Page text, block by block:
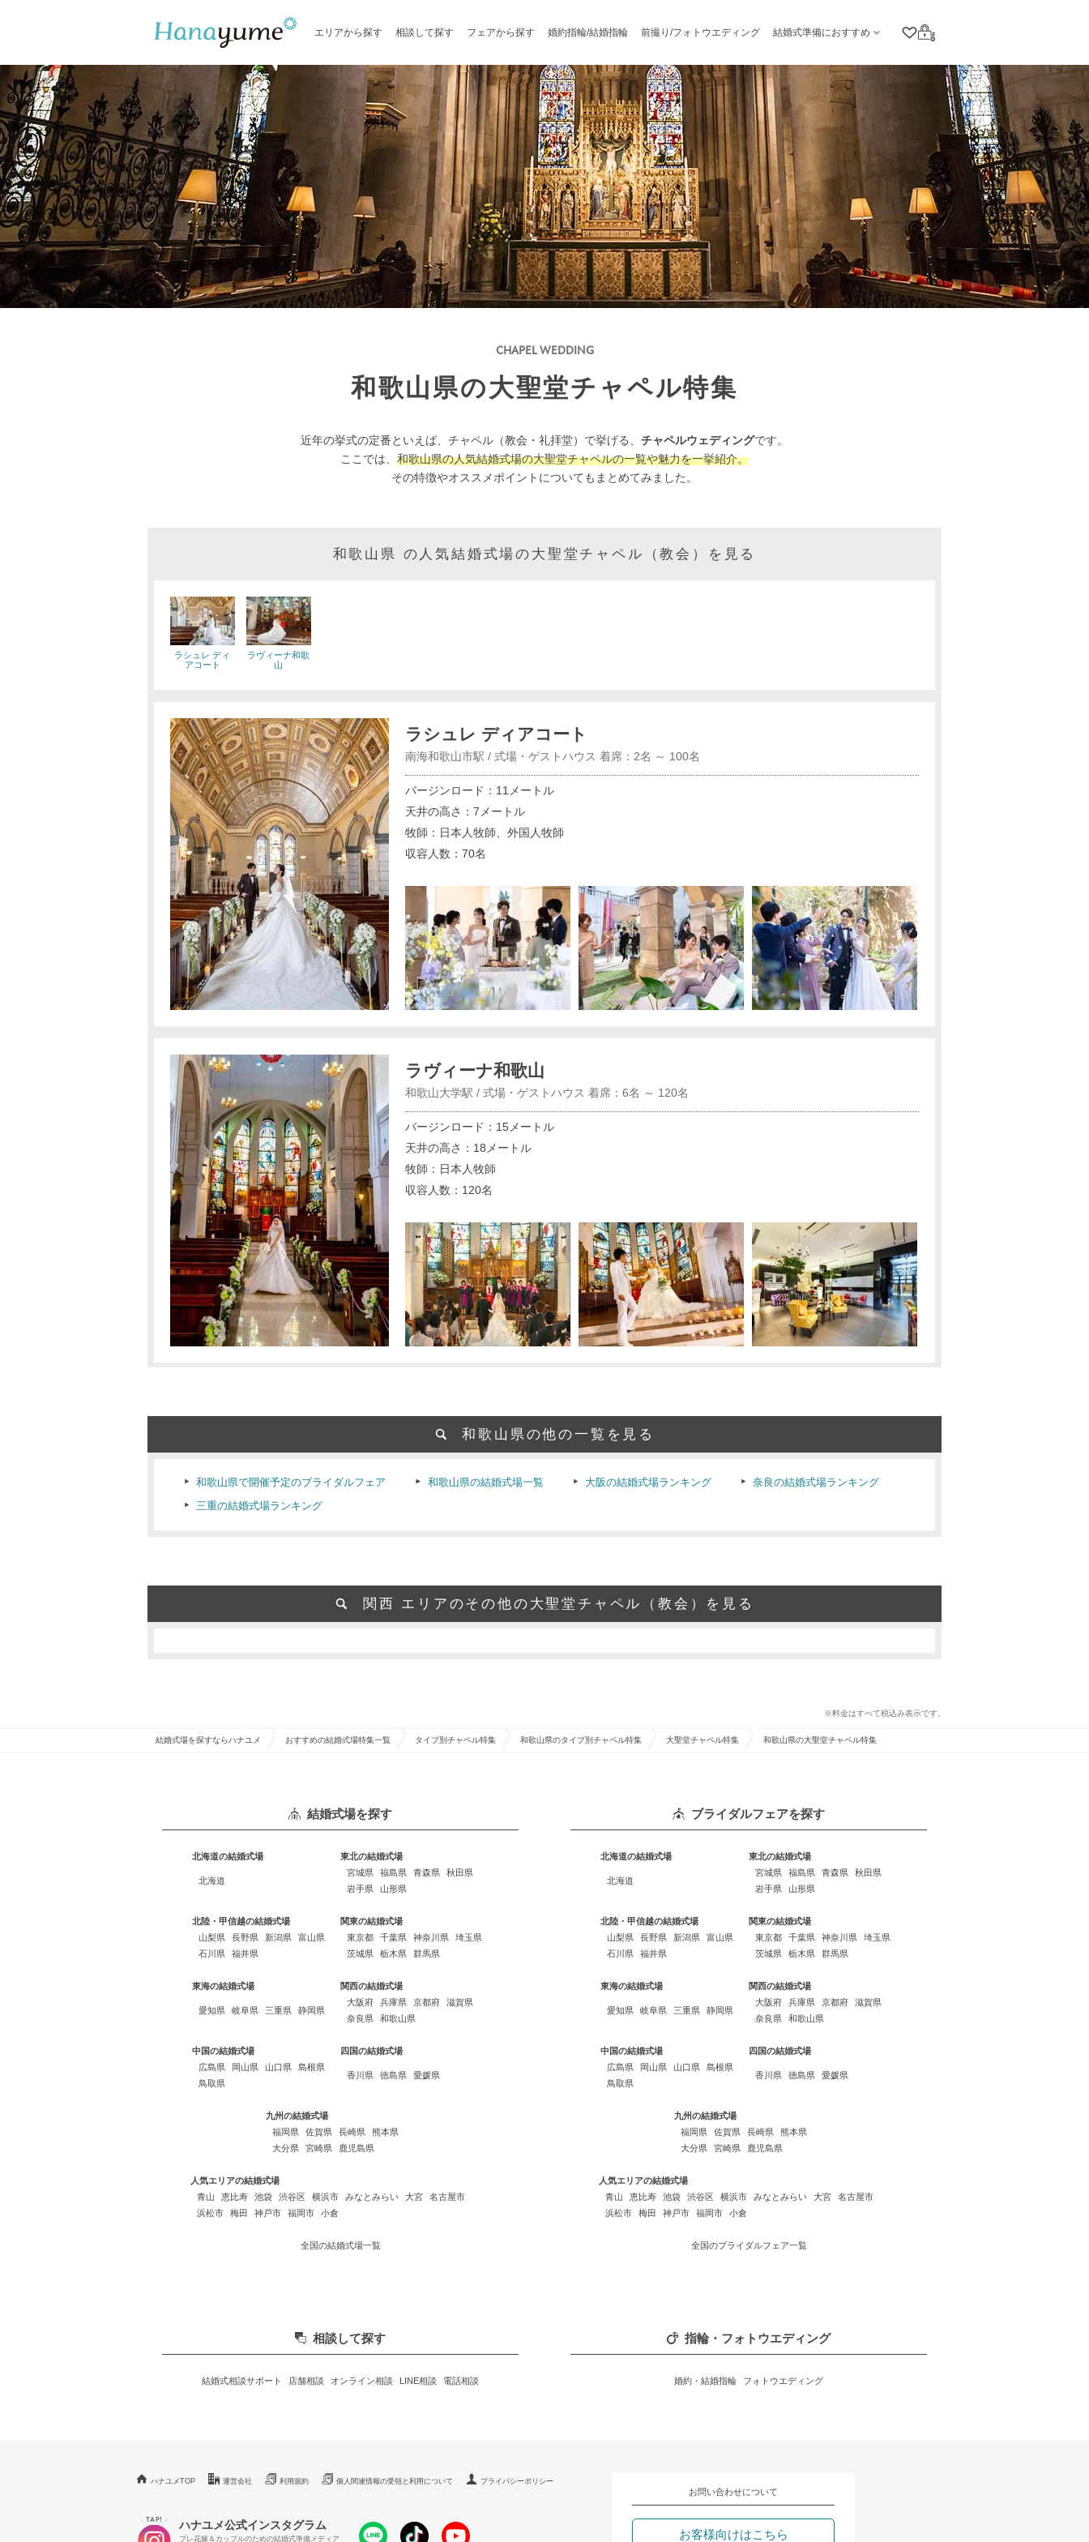
エリアから探す 相談して探す フェアから探す 婚約指輪/結婚指輪 前撮り/フォトウエディング 結婚式準備におすすめ
クリップリスト
ログイン
和歌山県の大聖堂チャペル特集
近年の挙式の定番といえば、チャペル（教会・礼拝堂）で挙げる、 チャペルウェディングです。
ここでは、 和歌山県の人気結婚式場の大聖堂チャペルの一覧や魅力を一挙紹介。
その特徴やオススメポイントについてもまとめてみました。
和歌山県 の人気結婚式場の大聖堂チャペル（教会）を見る
ラシュレ ディ
アコート
ラヴィーナ和歌
山
ラシュレ ディアコート
南海和歌山市駅 / 式場・ゲストハウス 着席：2名 ～ 100名
バージンロード：11メートル
天井の高さ：7メートル
牧師：日本人牧師、外国人牧師
収容人数：70名
ラヴィーナ和歌山
和歌山大学駅 / 式場・ゲストハウス 着席：6名 ～ 120名
バージンロード：15メートル
天井の高さ：18メートル
牧師：日本人牧師
収容人数：120名
和歌山県の他の一覧を見る
和歌山県で開催予定のブライダルフェア 和歌山県の結婚式場一覧 大阪の結婚式場ランキング 奈良の結婚式場ランキング
三重の結婚式場ランキング
関西 エリアのその他の大聖堂チャペル（教会）を見る
※料金はすべて税込み表示です。
結婚式場を探すならハナユメ おすすめの結婚式場特集一覧 タイプ別チャペル特集 和歌山県のタイプ別チャペル特集 大聖堂チャペル特集 和歌山県の大聖堂チャペル特集
結婚式場を探す
北海道の結婚式場
北海道
東北の結婚式場
宮城県
福島県 青森県
秋田県
岩手県
山形県
北陸・甲信越の結婚式場
山梨県
長野県 新潟県
富山県
石川県
福井県
関東の結婚式場
東京都
千葉県 神奈川県
埼玉県
茨城県
栃木県 群馬県
東海の結婚式場
愛知県 岐阜県 三重県 静岡県
関西の結婚式場
大阪府
兵庫県 京都府
滋賀県
奈良県
和歌山県
中国の結婚式場
広島県
岡山県 山口県
島根県
鳥取県
四国の結婚式場
香川県 徳島県 愛媛県
九州の結婚式場
福岡県
佐賀県 長崎県
熊本県
大分県
宮崎県 鹿児島県
人気エリアの結婚式場
青山
恵比寿 池袋 渋谷区 横浜市 みなとみらい 大宮
名古屋市
浜松市
梅田 神戸市 福岡市 小倉
全国の結婚式場一覧
ブライダルフェアを探す
北海道の結婚式場
北海道
東北の結婚式場
宮城県
福島県 青森県
秋田県
岩手県
山形県
北陸・甲信越の結婚式場
山梨県
長野県 新潟県
富山県
石川県
福井県
関東の結婚式場
東京都
千葉県 神奈川県
埼玉県
茨城県
栃木県 群馬県
東海の結婚式場
愛知県 岐阜県 三重県 静岡県
関西の結婚式場
大阪府
兵庫県 京都府
滋賀県
奈良県
和歌山県
中国の結婚式場
広島県
岡山県 山口県
島根県
鳥取県
四国の結婚式場
香川県 徳島県 愛媛県
九州の結婚式場
福岡県
佐賀県 長崎県
熊本県
大分県
宮崎県 鹿児島県
人気エリアの結婚式場
青山
恵比寿 池袋 渋谷区 横浜市 みなとみらい 大宮
名古屋市
浜松市
梅田 神戸市 福岡市 小倉
全国のブライダルフェア一覧
相談して探す
結婚式相談サポート 店舗相談 オンライン相談 LINE相談 電話相談
指輪・フォトウエディング
婚約・結婚指輪 フォトウエディング
ハナユメTOP 運営会社 利用規約 個人関連情報の受領と利用について プライバシーポリシー
＼ TAP! ／ ハナユメ公式インスタグラム
プレ花嫁＆カップルのための結婚式準備メディア
お問い合わせについて
お客様向けはこちら